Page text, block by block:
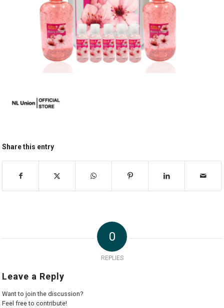
Share this entry
0
REPLIES
Leave a Reply
Want to join the discussion?
Feel free to contribute!